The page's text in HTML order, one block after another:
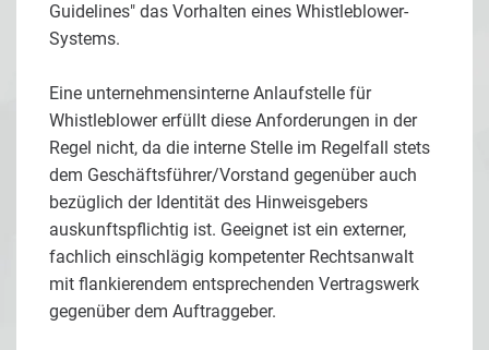
Guidelines" das Vorhalten eines Whistleblower-
Systems.
Eine unternehmensinterne Anlaufstelle für
Whistleblower erfüllt diese Anforderungen in der
Regel nicht, da die interne Stelle im Regelfall stets
dem Geschäftsführer/Vorstand gegenüber auch
bezüglich der Identität des Hinweisgebers
auskunftspflichtig ist. Geeignet ist ein externer,
fachlich einschlägig kompetenter Rechtsanwalt
mit flankierendem entsprechenden Vertragswerk
gegenüber dem Auftraggeber.